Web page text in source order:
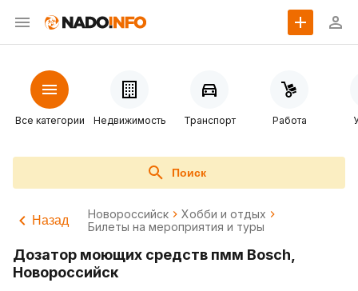
Все категории Недвижимость Транспорт Работа
Поиск
Назад Новороссийск
Хобби и отдых
Билеты на мероприятия и туры
Дозатор моющих средств пмм Bosch,
Новороссийск